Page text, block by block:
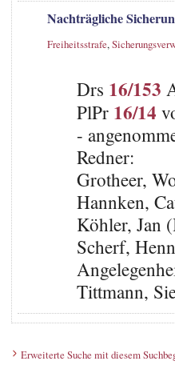
Nachträgliche
Freiheitsstrafe,
Drs 16/153
PlPr 16/14
-
Redner:
Grotheer,
Hannken,
Köhler, Jan
Scherf,
Tittmann,
Erweiterte Suche mit diesem